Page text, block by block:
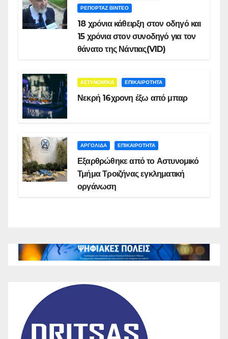
ΡΕΠΟΡΤΑΖ ΒΙΝΤΕΟ
18 χρόνια κάθειρξη στον οδηγό και
15 χρόνια στον συνοδηγό για τον
θάνατο της Νάντιας(VID)
ΑΣΤΥΝΟΜΙΚΑ ΕΠΙΚΑΙΡΟΤΗΤΑ
Νεκρή 16χρονη έξω από μπαρ
ΑΡΓΟΛΙΔΑ ΕΠΙΚΑΙΡΟΤΗΤΑ
Εξαρθρώθηκε από το Αστυνομικό
Τμήμα Τροιζήνας εγκληματική
οργάνωση